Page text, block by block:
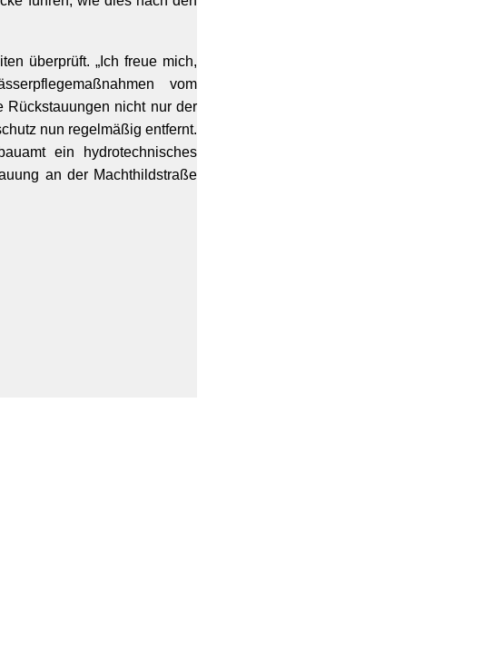
überprüft. „Ich freue mich,
vom
Rückstauungen nicht nur der
nun regelmäßig entfernt.
ein hydrotechnisches
an der Machthildstraße